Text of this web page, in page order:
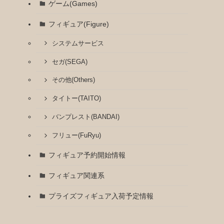
ゲーム(Games)
フィギュア(Figure)
システムサービス
セガ(SEGA)
その他(Others)
タイトー(TAITO)
バンプレスト(BANDAI)
フリュー(FuRyu)
フィギュア予約開始情報
フィギュア関連系
プライズフィギュア入荷予定情報